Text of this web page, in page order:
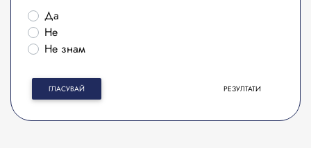
Да
Не
Не знам
ГЛАСУВАЙ РЕЗУЛТАТИ